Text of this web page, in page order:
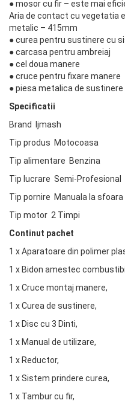
● mosor cu fir – este mai
Aria de contact cu vegetatia
metalic – 415mm
● curea pentru sustinere cu
● carcasa pentru ambreiaj
● cel doua manere
● cruce pentru fixare manere
● piesa metalica de sustinere
Specificatii
Brand Ijmash
Tip produs Motocoasa
Tip alimentare Benzina
Tip lucrare Semi-Profesional
Tip pornire Manuala la sfoara
Tip motor 2 Timpi
Continut pachet
1 x Aparatoare din polimer
1 x Bidon amestec
1 x Cruce montaj manere,
1 x Curea de sustinere,
1 x Disc cu 3 Dinti,
1 x Manual de utilizare,
1 x Reductor,
1 x Sistem prindere curea,
1 x Tambur cu fir,